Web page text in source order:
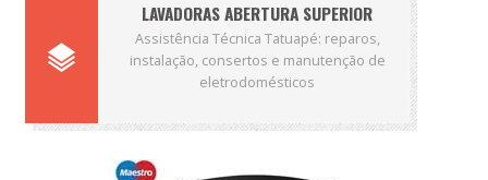
LAVADORAS ABERTURA SUPERIOR
Assistência Técnica Tatuapé: reparos,
instalação, consertos e manutenção de
eletrodomésticos